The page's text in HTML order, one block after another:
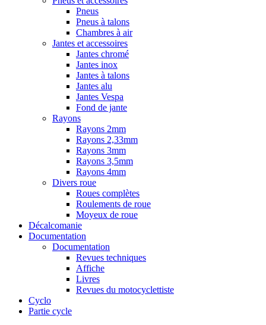
Pneus
Pneus à talons
Chambres à air
Jantes et accessoires
Jantes chromé
Jantes inox
Jantes à talons
Jantes alu
Jantes Vespa
Fond de jante
Rayons
Rayons 2mm
Rayons 2,33mm
Rayons 3mm
Rayons 3,5mm
Rayons 4mm
Divers roue
Roues complètes
Roulements de roue
Moyeux de roue
Décalcomanie
Documentation
Documentation
Revues techniques
Affiche
Livres
Revues du motocyclettiste
Cyclo
Partie cycle